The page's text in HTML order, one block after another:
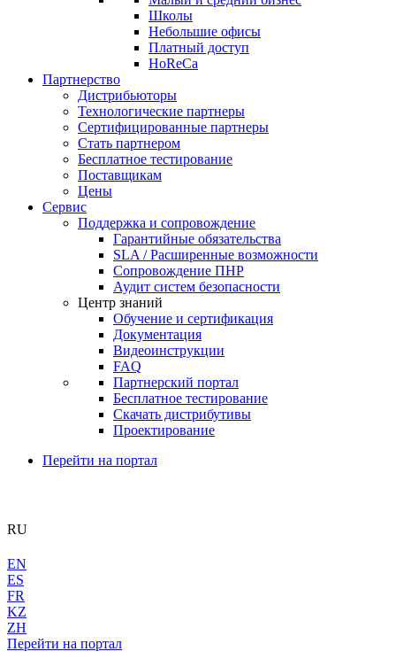
Школы
Небольшие офисы
Платный доступ
HoReCa
Партнерство
Дистрибьюторы
Технологические партнеры
Сертифицированные партнеры
Стать партнером
Бесплатное тестирование
Поставщикам
Цены
Сервис
Поддержка и сопровождение
Гарантийные обязательства
SLA / Расширенные возможности
Сопровождение ПНР
Аудит систем безопасности
Центр знаний
Обучение и сертификация
Документация
Видеоинструкции
FAQ
Партнерский портал
Бесплатное тестирование
Скачать дистрибутивы
Проектирование
Перейти на портал
RU
EN
ES
FR
KZ
ZH
Перейти на портал